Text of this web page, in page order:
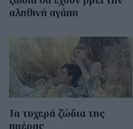
αληθινή αγάπη
Τα τυχερά ζώδια της
ημέρας